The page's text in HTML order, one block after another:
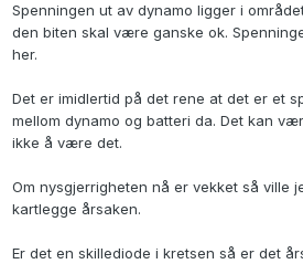
Spenningen ut av dynamo ligger i
den biten skal være ganske ok.
her.
Det er imidlertid på det rene at det er et
mellom dynamo og batteri da. Det kan
ikke å være det.
Om nysgjerrigheten nå er vekket så ville
kartlegge årsaken.
Er det en skillediode i kretsen så er det